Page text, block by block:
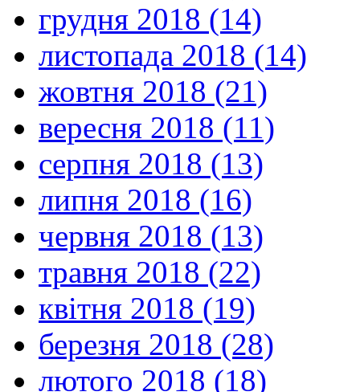
грудня 2018 (14)
листопада 2018 (14)
жовтня 2018 (21)
вересня 2018 (11)
серпня 2018 (13)
липня 2018 (16)
червня 2018 (13)
травня 2018 (22)
квітня 2018 (19)
березня 2018 (28)
лютого 2018 (18)